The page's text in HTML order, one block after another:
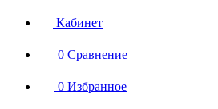
Кабинет
0 Сравнение
0 Избранное